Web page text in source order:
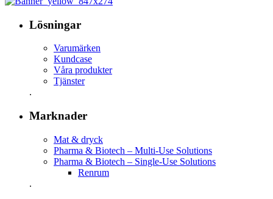
Lösningar
Varumärken
Kundcase
Våra produkter
Tjänster
.
Marknader
Mat & dryck
Pharma & Biotech – Multi-Use Solutions
Pharma & Biotech – Single-Use Solutions
Renrum
.